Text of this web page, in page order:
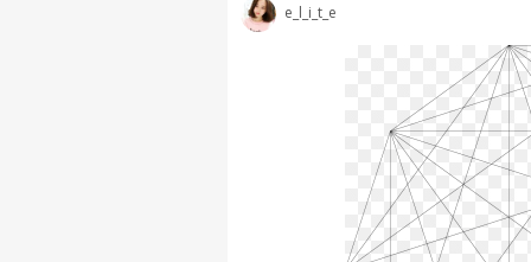
e_l_i_t_e